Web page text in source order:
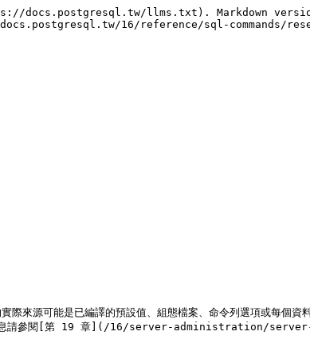
docs.postgresql.tw/llms.txt). Markdown
16/reference/sql-commands/
來源可能是已編譯的預設值、組態檔案、命令列選項或每個
詳細訊息請參閱[第 19 章](/16/server-administration/